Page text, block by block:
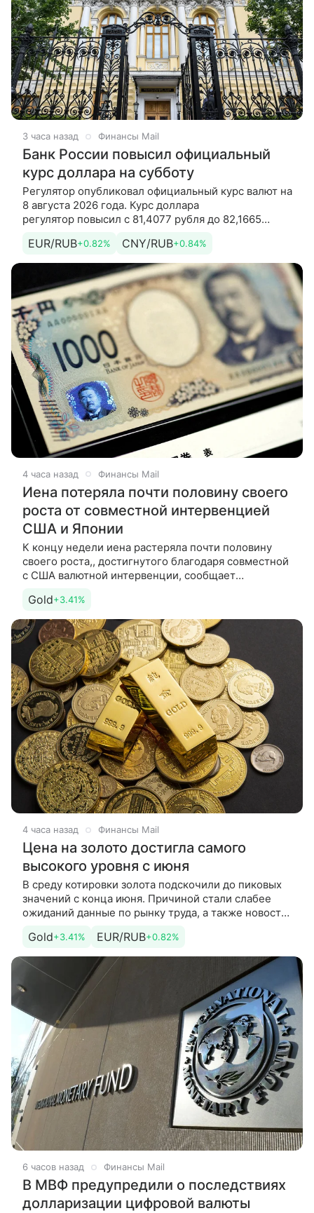
3 часа назад Финансы Mail
Банк России повысил официальный
курс доллара на субботу
Регулятор опубликовал официальный курс валют на
8 августа 2026 года. Курс доллара
регулятор повысил с 81,4077 рубля до 82,1665
94,0585 рубля до 94,8366 рубля. Кроме
EUR/RUB+0.82% CNY/RUB+0.84%
4 часа назад Финансы Mail
Иена потеряла почти половину своего
роста от совместной интервенцией
США и Японии
К концу недели иена растеряла почти половину
своего роста,, достигнутого благодаря совместной
с США валютной интервенции, сообщает
обстоятельство лишь
Gold+3.41%
4 часа назад Финансы Mail
Цена на золото достигла самого
высокого уровня с июня
В среду котировки золота подскочили до пиковых
значений с конца июня. Причиной стали слабее
ожиданий данные по рынку труда, а также новости
Ормузском проливе.
Gold+3.41% EUR/RUB+0.82%
6 часов назад Финансы Mail
В МВФ предупредили о последствиях
долларизации цифровой валюты